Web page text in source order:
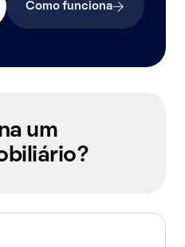
Como funciona
um